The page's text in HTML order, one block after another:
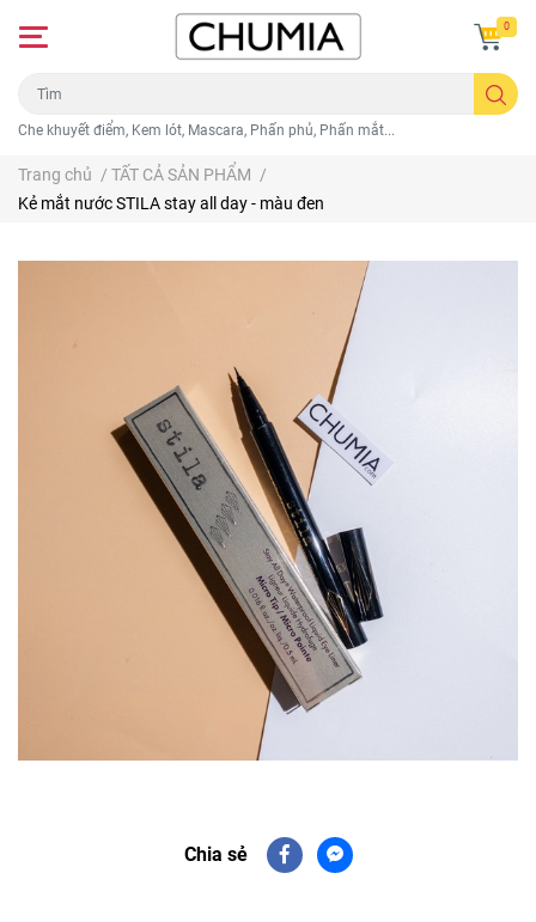
Che khuyết điểm, Kem lót, Mascara, Phấn phủ, Phấn mắt...
0
Trang chủ / TẤT CẢ SẢN PHẨM /
Kẻ mắt nước STILA stay all day - màu đen
Chia sẻ